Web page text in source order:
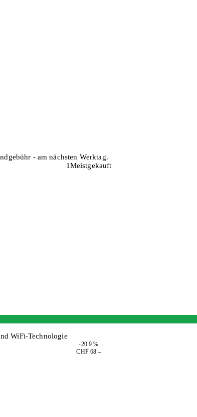
- am nächsten Werktag.
1Meistgekauft
WiFi-Technologie
-20.9 %
CHF 68.–